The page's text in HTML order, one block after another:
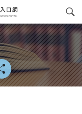
略過字型切